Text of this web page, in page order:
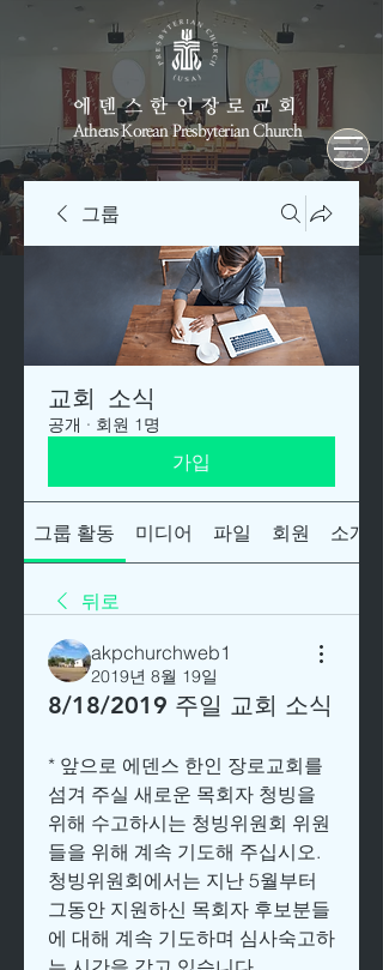
에덴스한인장로교회
Athens Korean Presbyterian Church
그룹
교회 소식
공개 · 회원 1명
가입
그룹 활동 미디어 파일 회원 소개
뒤로
akpchurchweb1
2019년 8월 19일
8/18/2019 주일 교회 소식
* 앞으로 에덴스 한인 장로교회를
섬겨 주실 새로운 목회자 청빙을
위해 수고하시는 청빙위원회 위원
들을 위해 계속 기도해 주십시오.
청빙위원회에서는 지난 5월부터
그동안 지원하신 목회자 후보분들
에 대해 계속 기도하며 심사숙고하